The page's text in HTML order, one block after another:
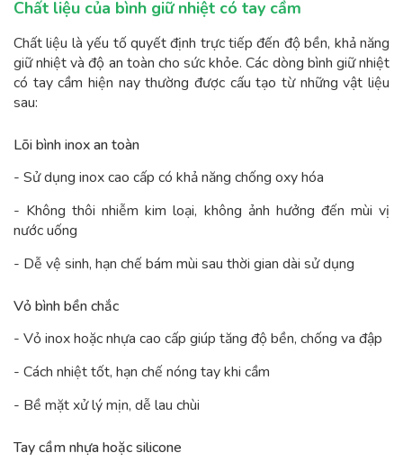
Chất liệu của bình giữ nhiệt có tay cầm
Chất liệu là yếu tố quyết định trực tiếp đến độ bền, khả năng
giữ nhiệt và độ an toàn cho sức khỏe. Các dòng bình giữ nhiệt
có tay cầm hiện nay thường được cấu tạo từ những vật liệu
sau:
Lõi bình inox an toàn
- Sử dụng inox cao cấp có khả năng chống oxy hóa
- Không thôi nhiễm kim loại, không ảnh hưởng đến mùi vị
nước uống
- Dễ vệ sinh, hạn chế bám mùi sau thời gian dài sử dụng
Vỏ bình bền chắc
- Vỏ inox hoặc nhựa cao cấp giúp tăng độ bền, chống va đập
- Cách nhiệt tốt, hạn chế nóng tay khi cầm
- Bề mặt xử lý mịn, dễ lau chùi
Tay cầm nhựa hoặc silicone